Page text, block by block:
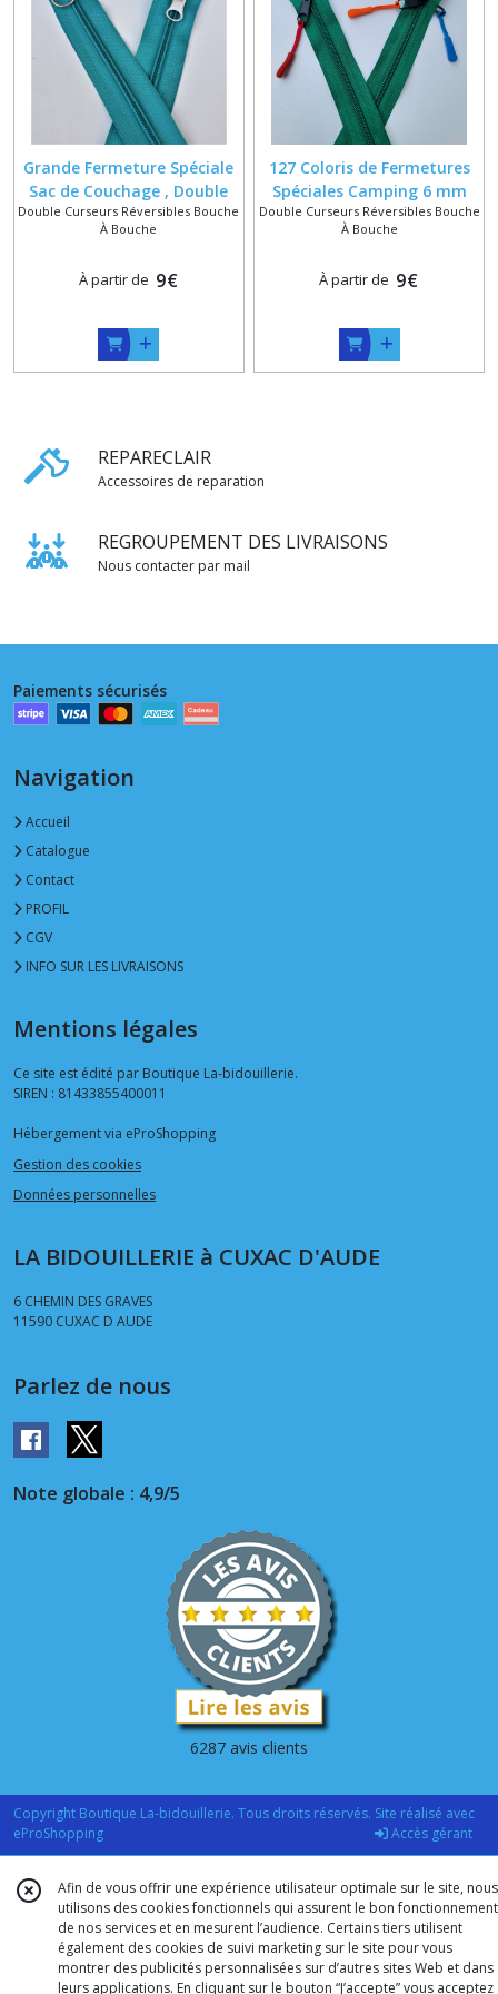
Grande Fermeture Spéciale
Sac de Couchage , Double
Curseurs Bouche à Bouche ,
Zip 6 mm sur Mesure dans
Double Curseurs Réversibles Bouche
À Bouche
À partir de 9€
127 Coloris de Fermetures
Spéciales Camping 6 mm
avec Double Curseurs
Bouche à Bouche à Double
Mesure
Double Curseurs Réversibles Bouche
À Bouche
À partir de 9€
REPARECLAIR
Accessoires de reparation
REGROUPEMENT DES LIVRAISONS
Nous contacter par mail
Paiements sécurisés
Navigation
Accueil
Catalogue
Contact
PROFIL
CGV
INFO SUR LES LIVRAISONS
Mentions légales
Ce site est édité par Boutique La-bidouillerie.
SIREN : 81433855400011
Hébergement via eProShopping
Gestion des cookies
Données personnelles
LA BIDOUILLERIE à CUXAC D'AUDE
6 CHEMIN DES GRAVES
11590 CUXAC D AUDE
Parlez de nous
Note globale : 4,9/5
6287 avis clients
Copyright Boutique La-bidouillerie. Tous droits réservés. Site réalisé avec
eProShopping
Accès gérant
Afin de vous offrir une expérience utilisateur optimale sur le site, nous
utilisons des cookies fonctionnels qui assurent le bon fonctionnement
de nos services et en mesurent l’audience. Certains tiers utilisent
également des cookies de suivi marketing sur le site pour vous
montrer des publicités personnalisées sur d’autres sites Web et dans
leurs applications. En cliquant sur le bouton “J’accepte” vous acceptez